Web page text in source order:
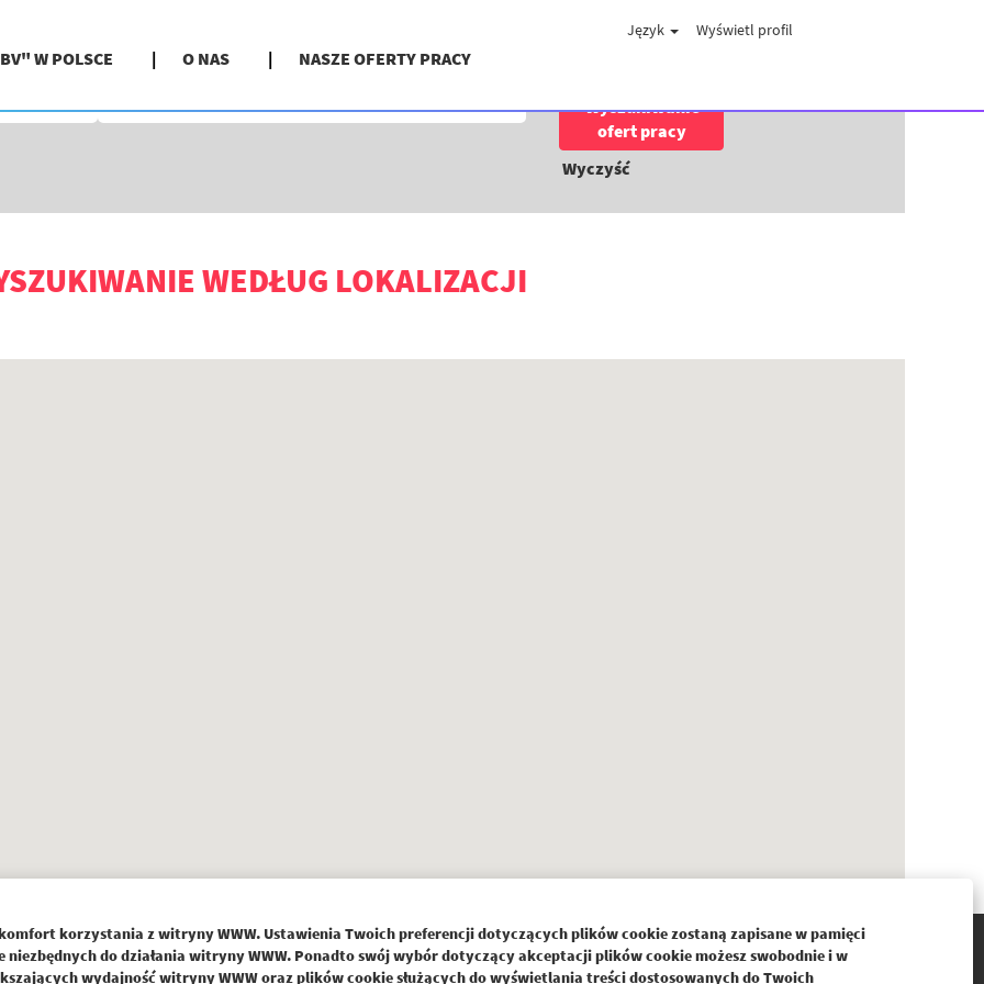
korzystania z witryny WWW. Ustawienia Twoich preferencji dotyczących plików cookie zostaną zapisane w pamięci
do działania witryny WWW. Ponadto swój wybór dotyczący akceptacji plików cookie możesz swobodnie i w
wydajność witryny WWW oraz plików cookie służących do wyświetlania treści dostosowanych do Twoich
W POLSCE O NAS NASZE OFERTY PRACY
Język Wyświetl profil
Wyszukiwanie według lokalizacji
Wyczyść
WEDŁUG LOKALIZACJI
O
t
w
O
t
w
O
t